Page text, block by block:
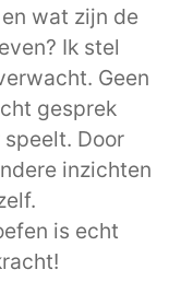
wat zijn de
Ik stel
Geen
gesprek
Door
inzichten
is echt